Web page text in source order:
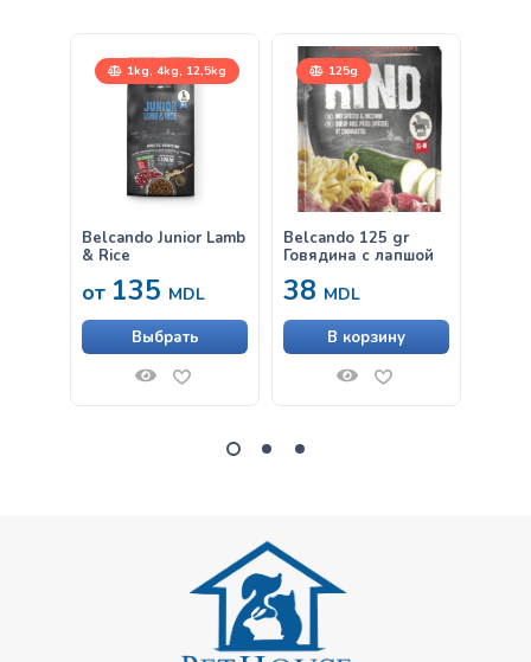
1kg, 4kg, 12,5kg
Belcando Junior Lamb
& Rice
от 135 MDL
Выбрать
125g
Belcando 125 gr
Говядина с лапшой
38 MDL
В корзину